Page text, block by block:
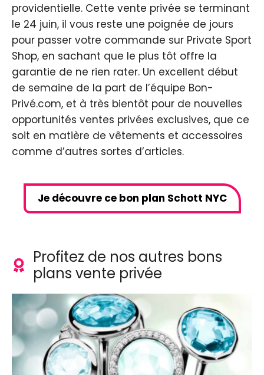
providentielle. Cette vente privée se terminant
le 24 juin, il vous reste une poignée de jours
pour passer votre commande sur Private Sport
Shop, en sachant que le plus tôt offre la
garantie de ne rien rater. Un excellent début
de semaine de la part de l’équipe Bon-
Privé.com, et à très bientôt pour de nouvelles
opportunités ventes privées exclusives, que ce
soit en matière de vêtements et accessoires
comme d’autres sortes d’articles.
Je découvre ce bon plan Schott NYC
Profitez de nos autres bons
plans vente privée